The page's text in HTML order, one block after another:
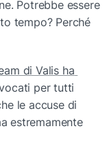
Potrebbe essere
tempo? Perché
di Valis ha
per tutti
le accuse di
estremamente